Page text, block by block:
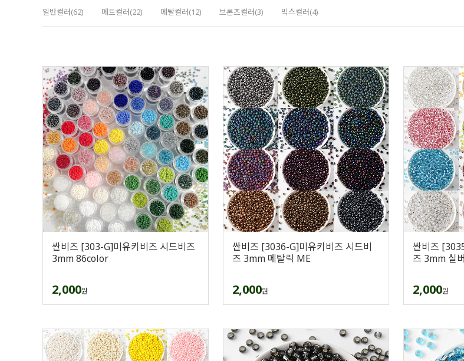
일반컬러(62) 메트컬러(22) 메탈컬러(12) 브론즈컬러(3) 믹스컬러(4)
싼비즈 [303-G]미유키비즈 시드비즈
3mm 86color
2,000원
싼비즈 [3036-G]미유키비즈 시드비
즈 3mm 메탈릭 ME
2,000원
싼비즈
즈 3mm 실
2,000원